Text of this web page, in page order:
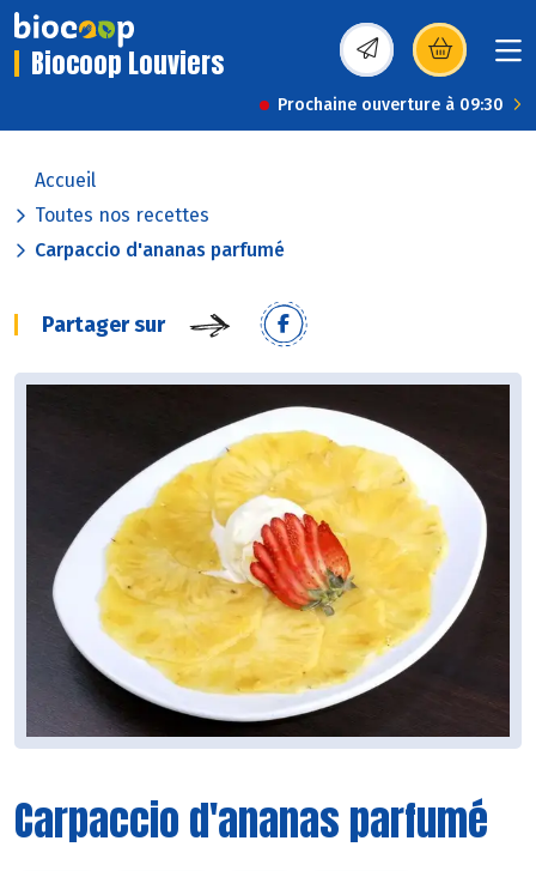
Biocoop Louviers (s’ouvre dans une
Prochaine ouverture à 09:30
Accueil
Toutes nos recettes
Carpaccio d'ananas parfumé
Partager sur
Carpaccio d'ananas parfumé